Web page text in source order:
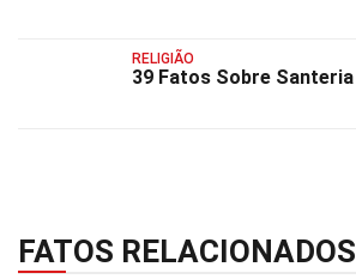
RELIGIÃO
39 Fatos Sobre Santeria
FATOS RELACIONADOS